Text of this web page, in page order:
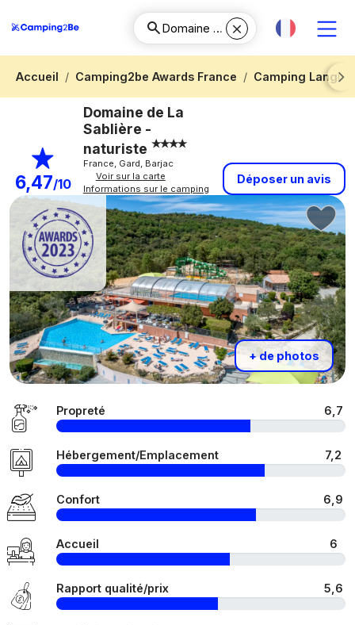
Accueil Camping2be Awards France
Camping
Next
6,47/10
Domaine de La
Sablière -
naturiste
France, Gard, Barjac
Voir sur la carte
Informations sur le camping
Déposer un avis
+ de photos
Propreté 6,7
Hébergement/Emplacement 7,2
Confort 6,9
Accueil 6
Rapport qualité/prix 5,6